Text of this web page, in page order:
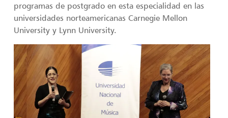
programas de postgrado en esta especialidad en las
universidades norteamericanas Carnegie Mellon
University y Lynn University.